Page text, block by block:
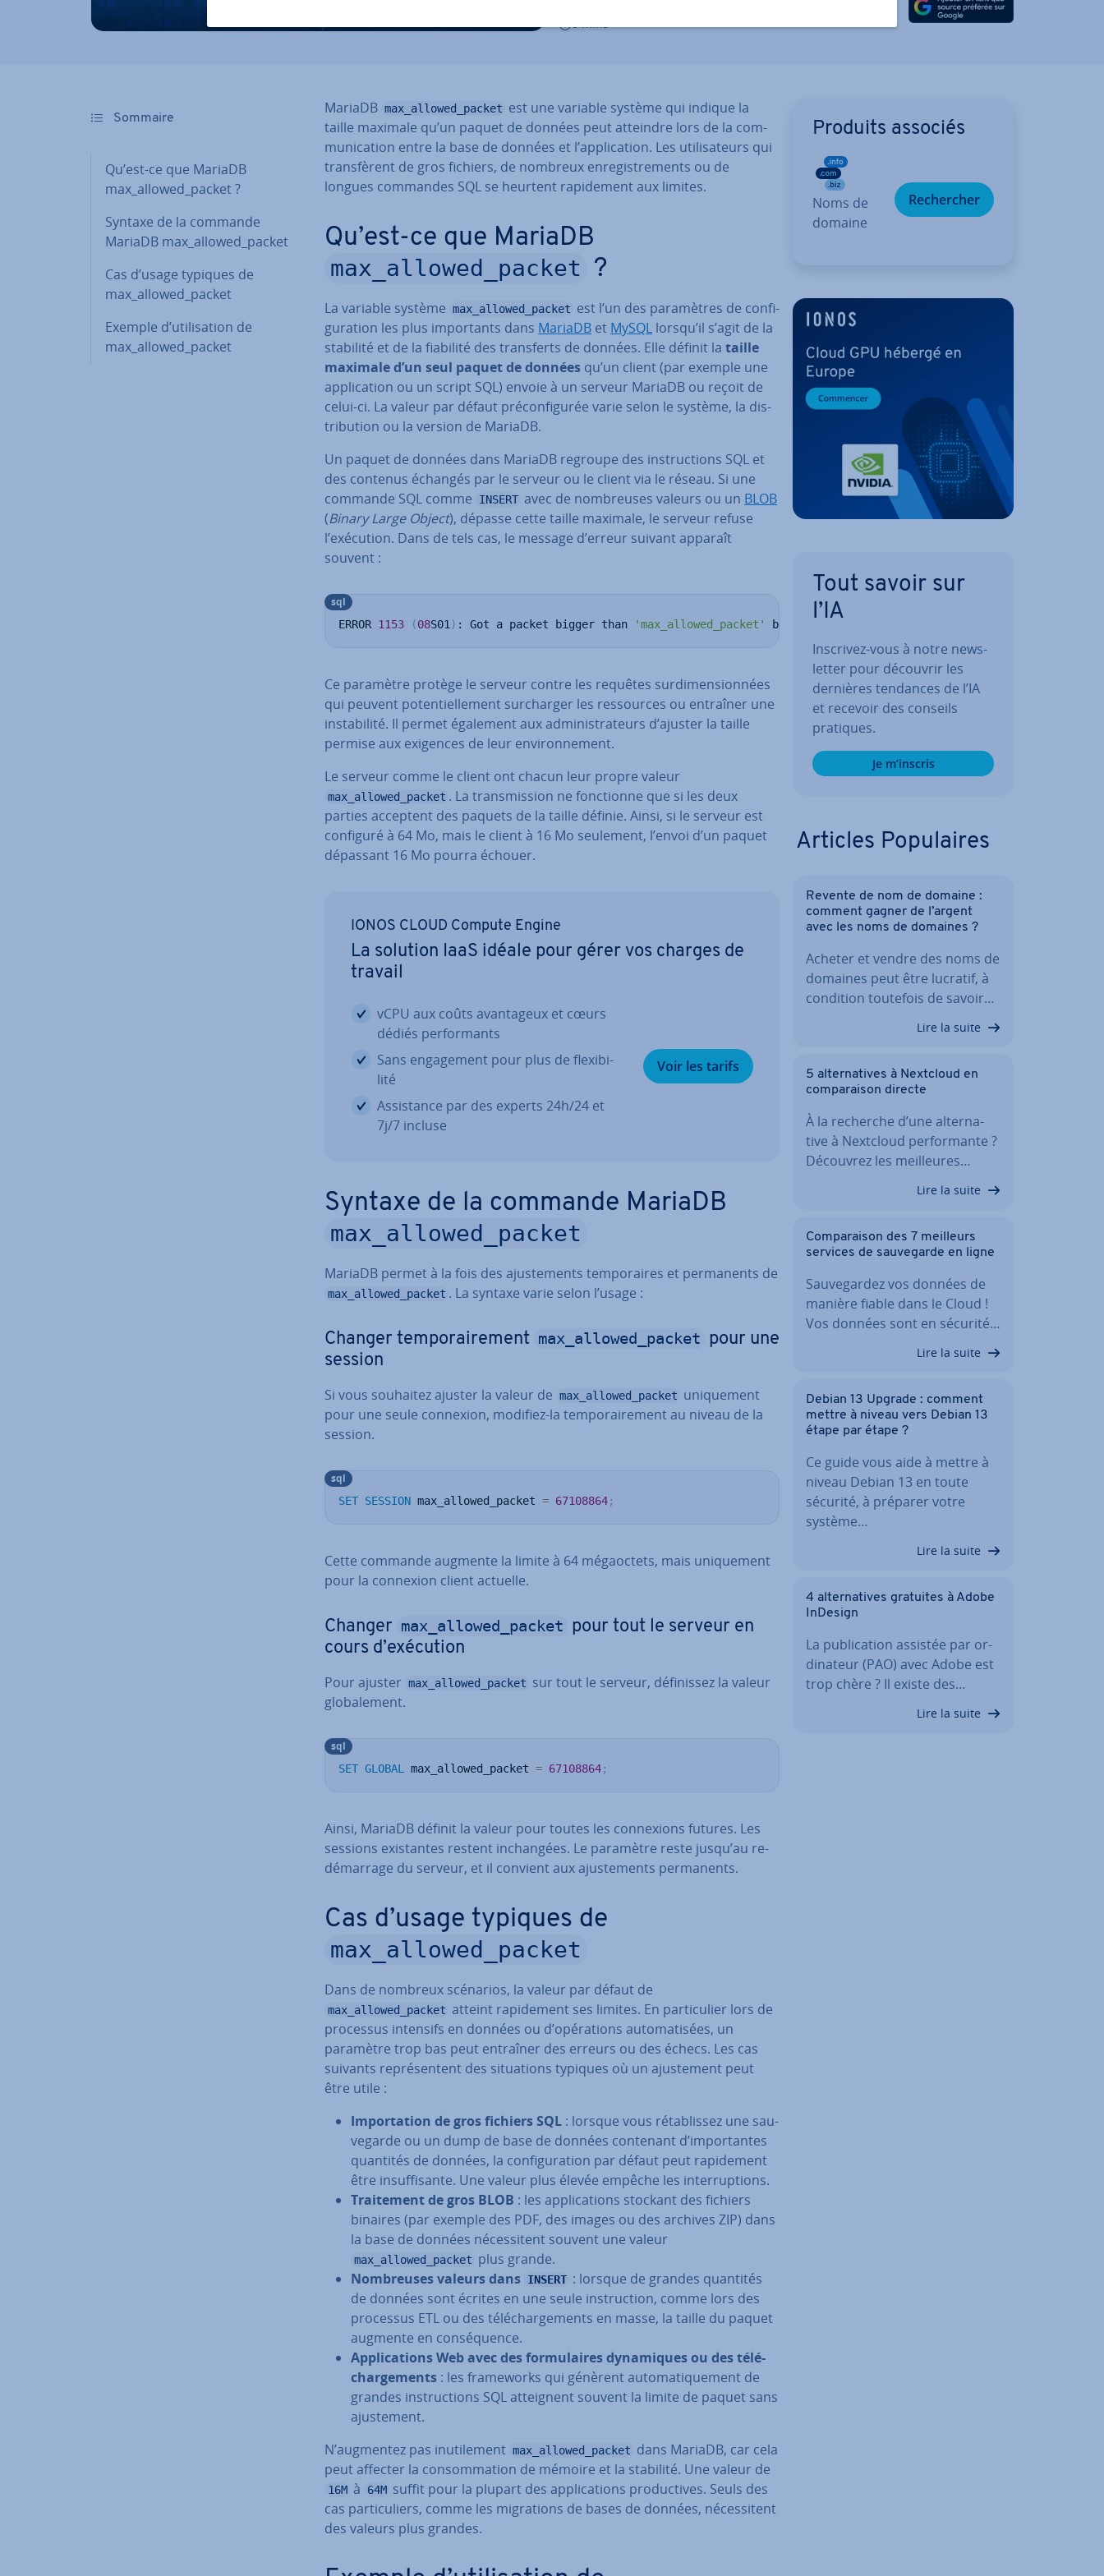
6 mins
Sommaire
Qu’est-ce que MariaDB
max_allowed_packet ?
Syntaxe de la commande
MariaDB max_allowed_packet
Cas d’usage typiques de
max_allowed_packet
Exemple d’uti­li­sa­tion de
max_allowed_packet
MariaDB max_allowed_packet est une variable système qui indique la
taille maximale qu’un paquet de données peut atteindre lors de la com­
mu­ni­ca­tion entre la base de données et l’ap­pli­ca­tion. Les uti­li­sa­teurs qui
trans­fè­rent de gros fichiers, de nombreux en­re­gis­tre­ments ou de
longues commandes SQL se heurtent ra­pi­de­ment aux limites.
Qu’est-ce que MariaDB
max_allowed_packet ?
La variable système max_allowed_packet est l’un des pa­ra­mètres de con­fi­
gu­ra­tion les plus im­por­tants dans MariaDB et MySQL lorsqu’il s’agit de la
stabilité et de la fiabilité des trans­ferts de données. Elle définit la taille
maximale d’un seul paquet de données qu’un client (par exemple une
ap­pli­ca­tion ou un script SQL) envoie à un serveur MariaDB ou reçoit de
celui-ci. La valeur par défaut pré­con­fi­gu­rée varie selon le système, la dis­
tri­bu­tion ou la version de MariaDB.
Un paquet de données dans MariaDB regroupe des ins­truc­tions SQL et
des contenus échangés par le serveur ou le client via le réseau. Si une
commande SQL comme
INSERT avec de nom­breuses valeurs ou un BLOB
(Binary Large Object), dépasse cette taille maximale, le serveur refuse
l’exécution. Dans de tels cas, le message d’erreur suivant apparaît
souvent :
ERROR 1153 (08S01 ) : Got a packet bigger than 'max_allowed_packet' bytes
sql
Ce paramètre protège le serveur contre les requêtes sur­di­men­sion­nées
qui peuvent po­ten­tiel­le­ment sur­char­ger les res­sources ou entraîner une
ins­ta­bi­lité. Il permet également aux ad­mi­nis­tra­teurs d’ajuster la taille
permise aux exigences de leur en­vi­ron­ne­ment.
Le serveur comme le client ont chacun leur propre valeur
max_allowed_packet . La trans­mis­sion ne fonc­tionne que si les deux
parties acceptent des paquets de la taille définie. Ainsi, si le serveur est
configuré à 64 Mo, mais le client à 16 Mo seulement, l’envoi d’un paquet
dépassant 16 Mo pourra échouer.
IONOS CLOUD Compute Engine
La solution IaaS idéale pour gérer vos charges de
travail
vCPU aux coûts avan­ta­geux et cœurs
dédiés per­for­mants
Sans en­ga­ge­ment pour plus de flexi­bi­
lité
As­sis­tance par des experts 24h/24 et
7j/7 incluse
Voir les tarifs
Syntaxe de la commande MariaDB
max_allowed_packet
MariaDB permet à la fois des ajus­te­ments tem­po­raires et per­ma­nents de
max_allowed_packet . La syntaxe varie selon l’usage :
Changer tem­po­rai­re­ment max_allowed_packet pour une
session
Si vous souhaitez ajuster la valeur de max_allowed_packet uni­que­ment
pour une seule connexion, modifiez-la tem­po­rai­re­ment au niveau de la
session.
SET SESSION max_allowed_packet = 67108864;
sql
Cette commande augmente la limite à 64 mé­gaoc­tets, mais uni­que­ment
pour la connexion client actuelle.
Changer max_allowed_packet pour tout le serveur en
cours d’exécution
Pour ajuster max_allowed_packet sur tout le serveur, dé­fi­nis­sez la valeur
glo­ba­le­ment.
SET GLOBAL max_allowed_packet = 67108864;
sql
Ainsi, MariaDB définit la valeur pour toutes les con­nexions futures. Les
sessions exis­tantes restent in­chan­gées. Le paramètre reste jusqu’au re­
dé­mar­rage du serveur, et il convient aux ajus­te­ments per­ma­nents.
Cas d’usage typiques de
max_allowed_packet
Dans de nombreux scénarios, la valeur par défaut de
max_allowed_packet atteint ra­pi­de­ment ses limites. En par­ti­cu­lier lors de
processus intensifs en données ou d’opé­ra­tions au­to­ma­ti­sées, un
paramètre trop bas peut entraîner des erreurs ou des échecs. Les cas
suivants re­pré­sen­tent des si­tua­tions typiques où un ajus­te­ment peut
être utile :
Im­por­ta­tion de gros fichiers SQL : lorsque vous ré­ta­blis­sez une sau­
ve­garde ou un dump de base de données contenant d’im­por­tantes
quantités de données, la con­fi­gu­ra­tion par défaut peut ra­pi­de­ment
être in­suf­fi­sante. Une valeur plus élevée empêche les in­ter­rup­tions.
Trai­te­ment de gros BLOB : les ap­pli­ca­tions stockant des fichiers
binaires (par exemple des PDF, des images ou des archives ZIP) dans
la base de données né­ces­si­tent souvent une valeur
max_allowed_packet plus grande.
Nom­breuses valeurs dans INSERT : lorsque de grandes quantités
de données sont écrites en une seule ins­truc­tion, comme lors des
processus ETL ou des té­lé­char­ge­ments en masse, la taille du paquet
augmente en con­sé­quence.
Ap­pli­ca­tions Web avec des for­mu­laires dy­na­miques ou des té­lé­
char­ge­ments : les fra­me­works qui génèrent au­to­ma­ti­que­ment de
grandes ins­truc­tions SQL at­teig­nent souvent la limite de paquet sans
ajus­te­ment.
N’augmentez pas inu­ti­le­ment max_allowed_packet dans MariaDB, car cela
peut affecter la con­som­ma­tion de mémoire et la stabilité. Une valeur de
16M à 64M suffit pour la plupart des ap­pli­ca­tions pro­duc­tives. Seuls des
cas par­ti­cu­liers, comme les mi­gra­tions de bases de données, né­ces­si­tent
des valeurs plus grandes.
Produits associés
Noms de
domaine
Re­cher­cher
Tout savoir sur
l’IA
Inscrivez-vous à notre news­
let­ter pour découvrir les
dernières tendances de l’IA
et recevoir des conseils
pratiques.
Je m’inscris
Articles Po­pu­laires
Revente de nom de domaine :
comment gagner de l’argent
avec les noms de domaines ?
Acheter et vendre des noms de
domaines peut être lucratif, à
condition toutefois de savoir…
Lire la suite
5 al­ter­na­tives à Nextcloud en
com­pa­rai­son directe
À la recherche d’une al­ter­na­
tive à Nextcloud per­for­mante ?
Découvrez les meil­leures…
Lire la suite
Com­pa­rai­son des 7 meilleurs
services de sau­ve­garde en ligne
Sau­ve­gar­dez vos données de
manière fiable dans le Cloud !
Vos données sont en sécurité…
Lire la suite
Debian 13 Upgrade : comment
mettre à niveau vers Debian 13
étape par étape ?
Ce guide vous aide à mettre à
niveau Debian 13 en toute
sécurité, à préparer votre
système…
Lire la suite
4 al­ter­na­tives gratuites à Adobe
InDesign
La pu­bli­ca­tion assistée par or­
di­na­teur (PAO) avec Adobe est
trop chère ? Il existe des…
Lire la suite